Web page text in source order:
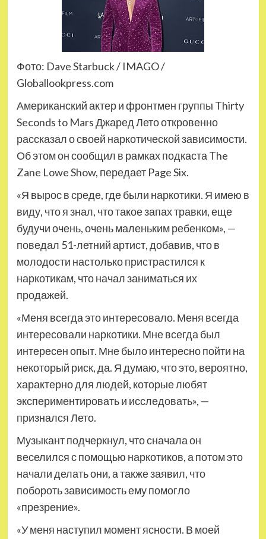
Фото: Dave Starbuck / IMAGO /
Globallookpress.com
Американский актер и фронтмен группы Thirty
Seconds to Mars Джаред Лето откровенно
рассказал о своей наркотической зависимости.
Об этом он сообщил в рамках подкаста The
Zane Lowe Show, передает Page Six.
«Я вырос в среде, где были наркотики. Я имею в
виду, что я знал, что такое запах травки, еще
будучи очень, очень маленьким ребенком», —
поведал 51-летний артист, добавив, что в
молодости настолько пристрастился к
наркотикам, что начал заниматься их
продажей.
«Меня всегда это интересовало. Меня всегда
интересовали наркотики. Мне всегда был
интересен опыт. Мне было интересно пойти на
некоторый риск, да. Я думаю, что это, вероятно,
характерно для людей, которые любят
экспериментировать и исследовать», —
признался Лето.
Музыкант подчеркнул, что сначала он
веселился с помощью наркотиков, а потом это
начали делать они, а также заявил, что
побороть зависимость ему помогло
«презрение».
«У меня наступил момент ясности. В моей